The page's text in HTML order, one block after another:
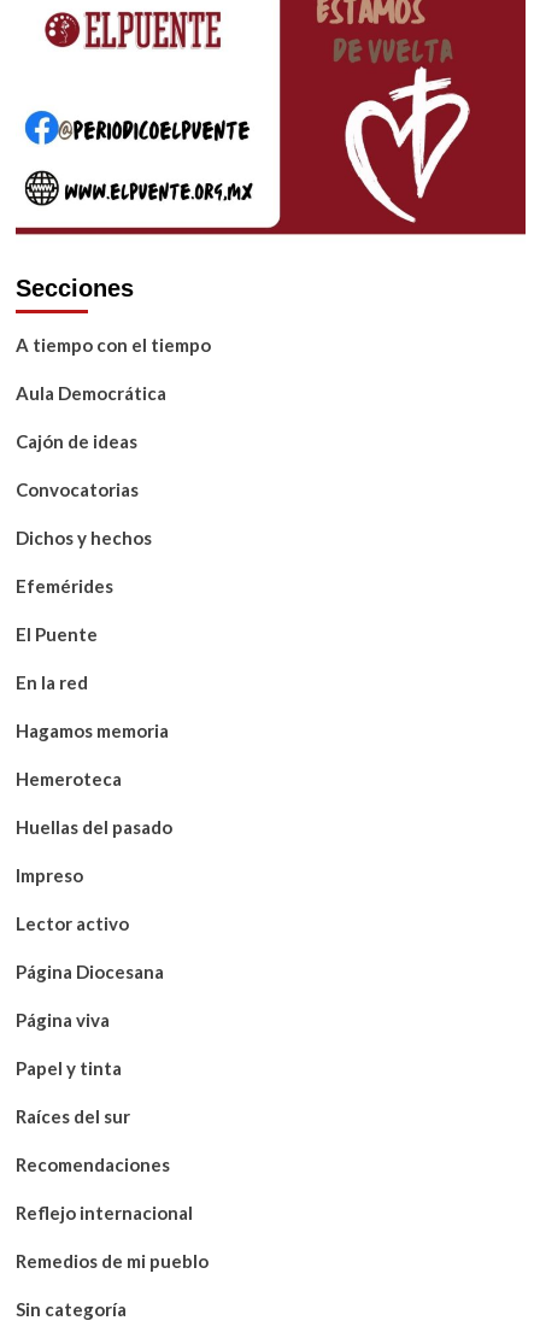
Secciones
A tiempo con el tiempo
Aula Democrática
Cajón de ideas
Convocatorias
Dichos y hechos
Efemérides
El Puente
En la red
Hagamos memoria
Hemeroteca
Huellas del pasado
Impreso
Lector activo
Página Diocesana
Página viva
Papel y tinta
Raíces del sur
Recomendaciones
Reflejo internacional
Remedios de mi pueblo
Sin categoría